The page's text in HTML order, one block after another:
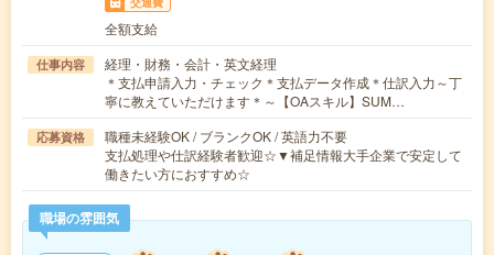
全額支給
仕事内容
経理・財務・会計・英文経理
＊支払申請入力・チェック＊支払データ作成＊仕訳入力～丁
寧に教えていただけます＊～【OAスキル】SUM…
応募資格
職種未経験OK / ブランクOK / 英語力不要
支払処理や仕訳経験者歓迎☆▼補足情報大手企業で安定して
働きたい方におすすめ☆
職場の雰囲気